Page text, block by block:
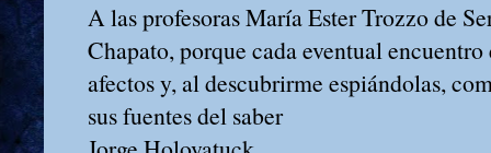
A las profesoras María Ester Trozzo de
Chapato, porque cada eventual encuentro
afectos y, al descubrirme espiándolas,
sus fuentes del saber